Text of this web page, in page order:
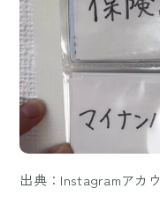
出典：Instagramアカ